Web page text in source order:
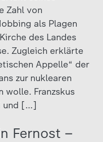
Zahl von
als Plagen
des Landes
Zugleich erklärte
Appelle“ der
zur nuklearen
wolle. Franzskus
und […]
Fernost –